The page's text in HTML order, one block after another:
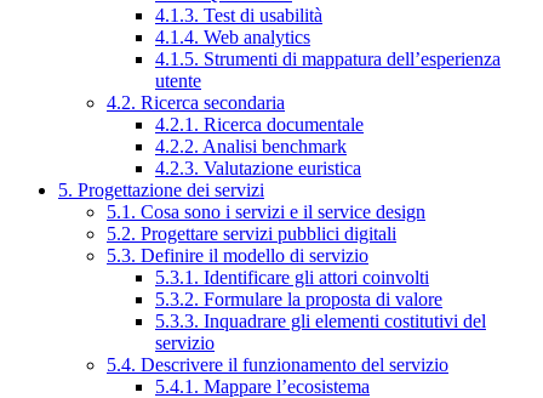
4.1.3. Test di usabilità
4.1.4. Web analytics
4.1.5. Strumenti di mappatura dell’esperienza
utente
4.2. Ricerca secondaria
4.2.1. Ricerca documentale
4.2.2. Analisi benchmark
4.2.3. Valutazione euristica
5. Progettazione dei servizi
5.1. Cosa sono i servizi e il service design
5.2. Progettare servizi pubblici digitali
5.3. Definire il modello di servizio
5.3.1. Identificare gli attori coinvolti
5.3.2. Formulare la proposta di valore
5.3.3. Inquadrare gli elementi costitutivi del
servizio
5.4. Descrivere il funzionamento del servizio
5.4.1. Mappare l’ecosistema